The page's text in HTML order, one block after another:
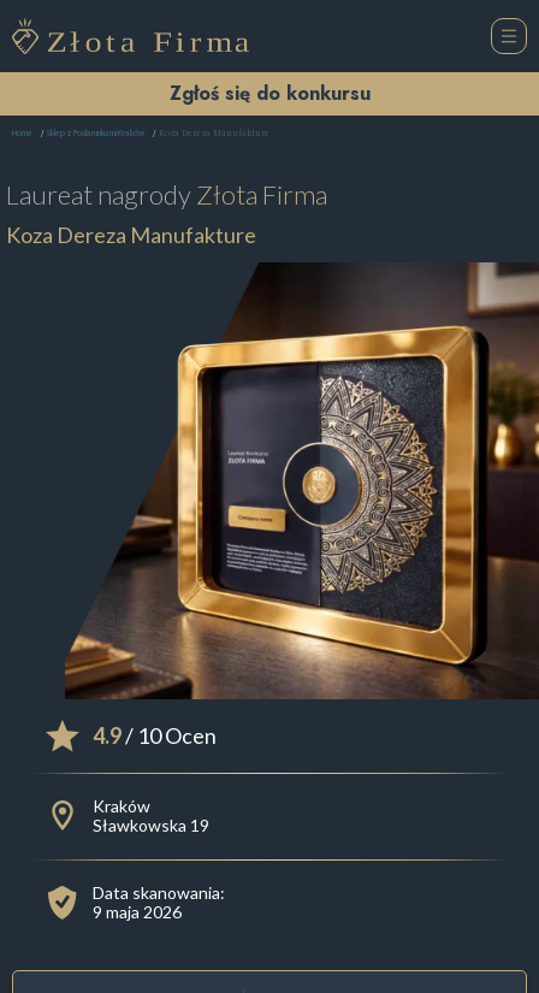
Zgłoś się do konkursu
Home Sklep z Podarunkami Kraków Koza Dereza Manufakture
Laureat nagrodyZłota Firma
Koza Dereza Manufakture
4.9/ 10 Ocen
Kraków
Sławkowska 19
Data skanowania:
9 maja 2026